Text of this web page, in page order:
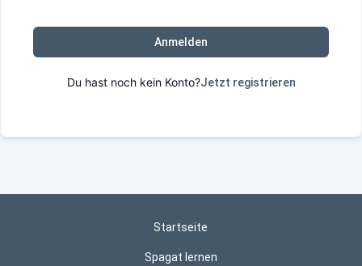
Anmelden
Du hast noch kein Konto?Jetzt registrieren
Startseite
Spagat lernen